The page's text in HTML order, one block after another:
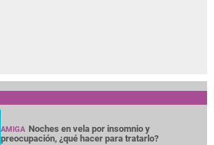
AMIGA Noches en vela por insomnio y
preocupación, ¿qué hacer para tratarlo?